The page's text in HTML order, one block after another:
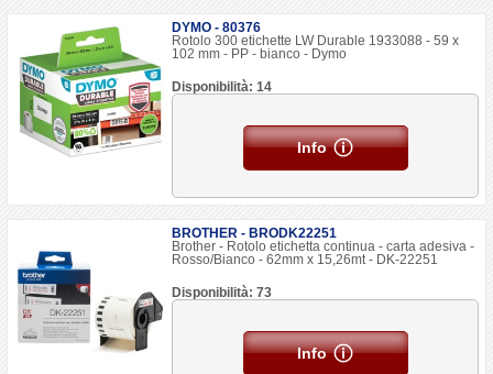
DYMO - 80376
Rotolo 300 etichette LW Durable 1933088 - 59 x
102 mm - PP - bianco - Dymo
Disponibilità: 14
Info
BROTHER - BRODK22251
Brother - Rotolo etichetta continua - carta adesiva -
Rosso/Bianco - 62mm x 15,26mt - DK-22251
Disponibilità: 73
Info